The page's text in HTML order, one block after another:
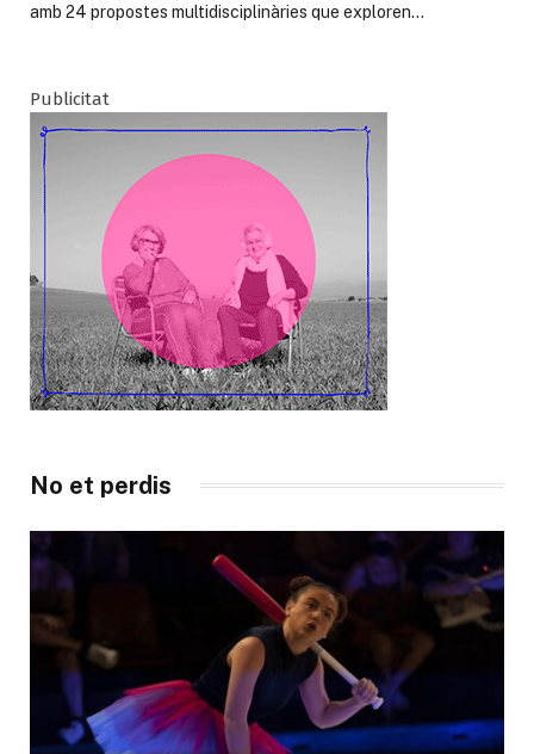
amb 24 propostes multidisciplinàries que exploren…
Publicitat
No et perdis